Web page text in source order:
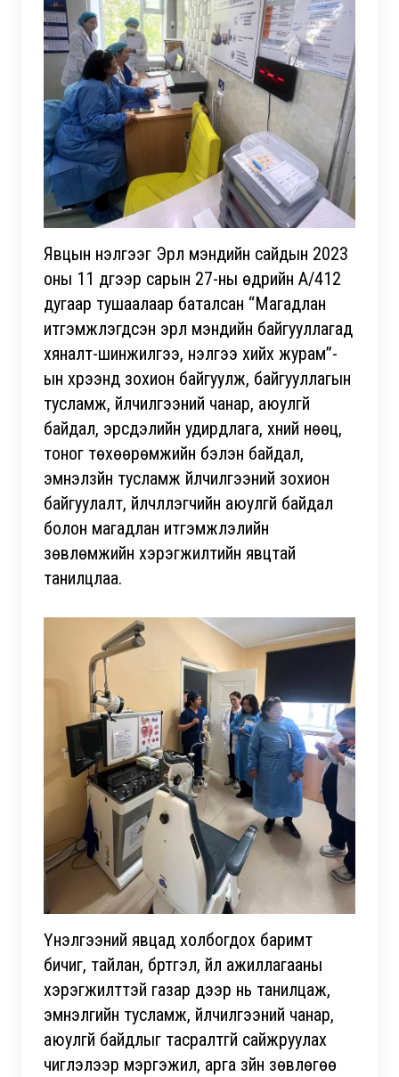
Явцын үнэлгээг Эрүүл мэндийн сайдын 2023
оны 11 дүгээр сарын 27-ны өдрийн А/412
дугаар тушаалаар баталсан “Магадлан
итгэмжлэгдсэн эрүүл мэндийн байгууллагад
хяналт-шинжилгээ, үнэлгээ хийх журам”-
ын хүрээнд зохион байгуулж, байгууллагын
тусламж, үйлчилгээний чанар, аюулгүй
байдал, эрсдэлийн удирдлага, хүний нөөц,
тоног төхөөрөмжийн бэлэн байдал,
эмнэлзүйн тусламж үйлчилгээний зохион
байгуулалт, үйлчлүүлэгчийн аюулгүй байдал
болон магадлан итгэмжлэлийн
зөвлөмжийн хэрэгжилтийн явцтай
танилцлаа.
Үнэлгээний явцад холбогдох баримт
бичиг, тайлан, бүртгэл, үйл ажиллагааны
хэрэгжилттэй газар дээр нь танилцаж,
эмнэлгийн тусламж, үйлчилгээний чанар,
аюулгүй байдлыг тасралтгүй сайжруулах
чиглэлээр мэргэжил, арга зүйн зөвлөгөө